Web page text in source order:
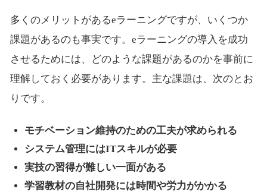
多くのメリットがあるeラーニングですが、いくつか
課題があるのも事実です。eラーニングの導入を成功
させるためには、どのような課題があるのかを事前に
理解しておく必要があります。主な課題は、次のとお
りです。
モチベーション維持のための工夫が求められる
システム管理にはITスキルが必要
実技の習得が難しい一面がある
学習教材の自社開発には時間や労力がかかる